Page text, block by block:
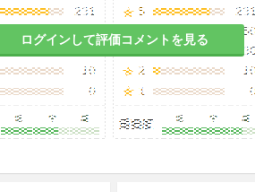
ログインして評価コメントを見る